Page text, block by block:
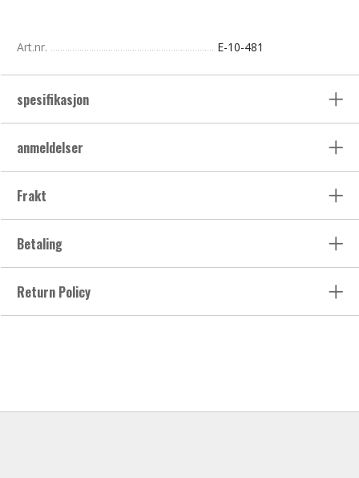
Art.nr. E-10-481
spesifikasjon
anmeldelser
Frakt
Betaling
Return Policy